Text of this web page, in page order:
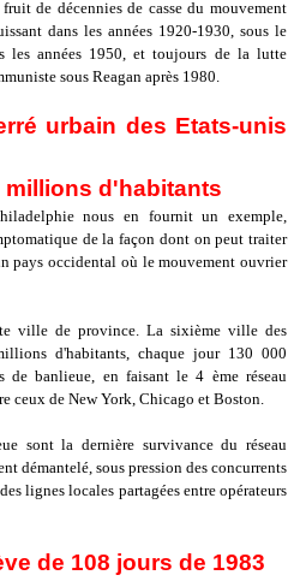
de décennies de casse du mouvement
dans les années 1920-1930, sous le
les années 1950, et toujours de la lutte
sous Reagan après 1980.
urbain des Etats-unis
millions d'habitants
nous en fournit un exemple,
de la façon dont on peut traiter
pays occidental où le mouvement ouvrier
ville de province. La sixième ville des
d'habitants, chaque jour 130 000
de banlieue, en faisant le 4 ème réseau
ceux de New York, Chicago et Boston.
sont la dernière survivance du réseau
démantelé, sous pression des concurrents
lignes locales partagées entre opérateurs
de 108 jours de 1983